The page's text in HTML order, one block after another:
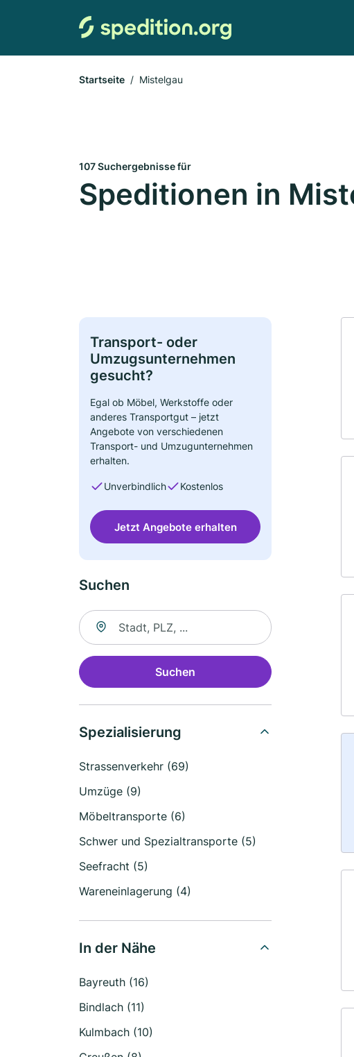
Startseite Mistelgau
107 Suchergebnisse für
Speditionen in
Transport- oder
Umzugsunternehmen
gesucht?
Egal ob Möbel, Werkstoffe oder
anderes Transportgut – jetzt
Angebote von verschiedenen
Transport- und Umzugunternehmen
erhalten.
Unverbindlich Kostenlos
Jetzt Angebote erhalten
Suchen
Suche nach Ort
Suchen
Spezialisierung
Strassenverkehr (69)
Umzüge (9)
Möbeltransporte (6)
Schwer und Spezialtransporte (5)
Seefracht (5)
Wareneinlagerung (4)
In der Nähe
Bayreuth (16)
Bindlach (11)
Kulmbach (10)